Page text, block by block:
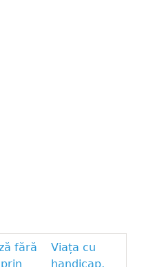
fără
Viața cu
handicap,